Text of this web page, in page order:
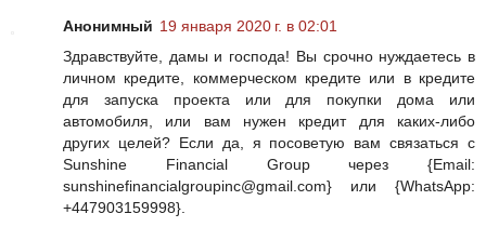
Анонимный 19 января 2020 г. в 02:01
Здравствуйте, дамы и господа! Вы срочно нуждаетесь в
личном кредите, коммерческом кредите или в кредите
для запуска проекта или для покупки дома или
автомобиля, или вам нужен кредит для каких-либо
других целей? Если да, я посоветую вам связаться с
Sunshine Financial Group через {Email:
sunshinefinancialgroupinc@gmail.com} или {WhatsApp:
+447903159998}.